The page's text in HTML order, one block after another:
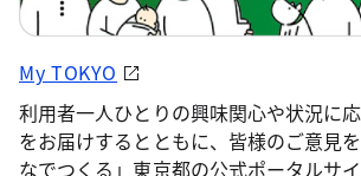
My TOKYO
利用者一人ひとりの興味関心や状況に
をお届けするとともに、皆様のご意見
なでつくる」東京都の公式ポータルサイ